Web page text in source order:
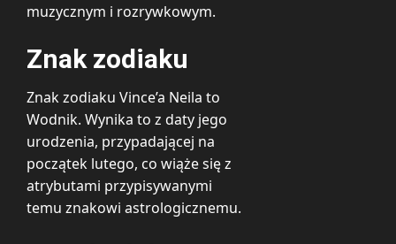
muzycznym i rozrywkowym.
Znak zodiaku
Znak zodiaku Vince’a Neila to
Wodnik. Wynika to z daty jego
urodzenia, przypadającej na
początek lutego, co wiąże się z
atrybutami przypisywanymi
temu znakowi astrologicznemu.